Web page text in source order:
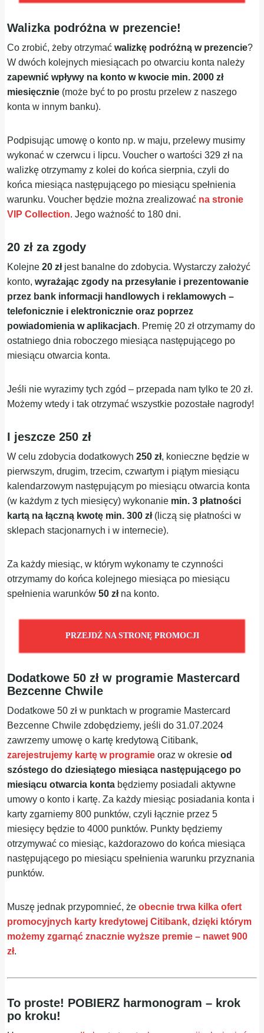
Walizka podróżna w prezencie!
Co zrobić, żeby otrzymaćwalizkę podróżną w prezencie?
W dwóch kolejnych miesiącach po otwarciu konta należy
zapewnić wpływy na konto w kwocie min. 2000 zł
miesięcznie (może być to po prostu przelew z naszego
konta w innym banku).
Podpisując umowę o konto np. w maju, przelewy musimy
wykonać w czerwcu i lipcu. Voucher o wartości 329 zł na
walizkę otrzymamy z kolei do końca sierpnia, czyli do
końca miesiąca następującego po miesiącu spełnienia
warunku. Voucher będzie można zrealizować na stronie
VIP Collection. Jego ważność to 180 dni.
20 zł za zgody
Kolejne20 złjest banalne do zdobycia. Wystarczy założyć
konto,wyrażając zgody na przesyłanie i prezentowanie
przez bank informacji handlowych i reklamowych –
telefonicznie i elektronicznie oraz poprzez
powiadomienia w aplikacjach. Premię 20 zł otrzymamy do
ostatniego dnia roboczego miesiąca następującego po
miesiącu otwarcia konta.
Jeśli nie wyrazimy tych zgód – przepada nam tylko te 20 zł.
Możemy wtedy i tak otrzymać wszystkie pozostałe nagrody!
I jeszcze 250 zł
W celu zdobycia dodatkowych250 zł, konieczne będzie w
pierwszym, drugim, trzecim, czwartym i piątym miesiącu
kalendarzowym następującym po miesiącu otwarcia konta
(w każdym z tych miesięcy) wykonanie min. 3 płatności
kartą na łączną kwotę min. 300 zł(liczą się płatności w
sklepach stacjonarnych i w internecie).
Za każdy miesiąc, w którym wykonamy te czynności
otrzymamy do końca kolejnego miesiąca po miesiącu
spełnienia warunków50 zł na konto.
PRZEJDŹ NA STRONĘ PROMOCJI
Dodatkowe 50 zł w programie Mastercard
Bezcenne Chwile
Dodatkowe 50 zł w punktach w programie Mastercard
Bezcenne Chwile zdobędziemy, jeśli do 31.07.2024
zawrzemy umowę o kartę kredytową Citibank,
zarejestrujemy kartę w programie oraz w okresieod
szóstego do dziesiątego miesiąca następującego po
miesiącu otwarcia konta będziemy posiadali aktywne
umowy o konto i kartę. Za każdy miesiąc posiadania konta i
karty zgarniemy 800 punktów, czyli łącznie przez 5
miesięcy będzie to 4000 punktów. Punkty będziemy
otrzymywać co miesiąc, każdorazowo do końca miesiąca
następującego po miesiącu spełnienia warunku przyznania
punktów.
Muszę jednak przypomnieć, że obecnie trwa kilka ofert
promocyjnych karty kredytowej Citibank, dzięki którym
możemy zgarnąć znacznie wyższe premie – nawet 900
zł.
To proste! POBIERZ harmonogram – krok
po kroku!